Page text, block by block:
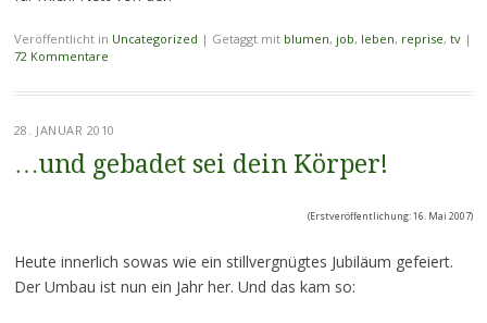
Veröffentlicht in Uncategorized | Getaggt mit blumen, job, leben, reprise, tv |
72 Kommentare
28. JANUAR 2010
…und gebadet sei dein Körper!
(Erstveröffentlichung: 16. Mai 2007)
Heute innerlich sowas wie ein stillvergnügtes Jubiläum gefeiert.
Der Umbau ist nun ein Jahr her. Und das kam so: